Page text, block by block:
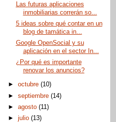
Las futuras aplicaciones
inmobiliarias correrán so...
5 ideas sobre qué contar en un
blog de tamática in...
Google OpenSocial y su
aplicación en el sector In...
¿Por qué es importante
renovar los anuncios?
►octubre(10)
►septiembre(14)
►agosto(11)
►julio(13)